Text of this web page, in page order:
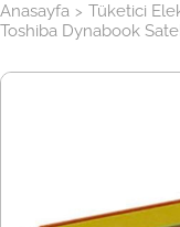
Anasayfa > Tüketici
Toshiba Dynabook